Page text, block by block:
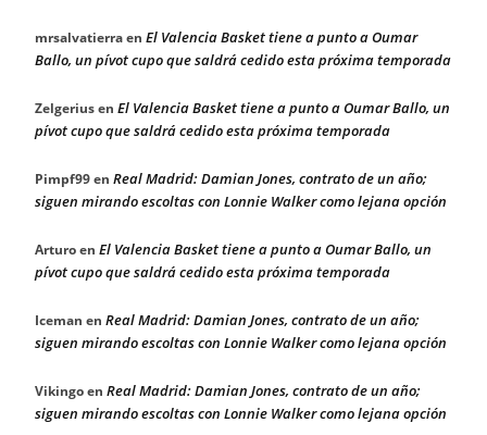
mrsalvatierraen El Valencia Basket tiene a punto a Oumar
Ballo, un pívot cupo que saldrá cedido esta próxima temporada
Zelgeriusen El Valencia Basket tiene a punto a Oumar Ballo, un
pívot cupo que saldrá cedido esta próxima temporada
Pimpf99en Real Madrid: Damian Jones, contrato de un año;
siguen mirando escoltas con Lonnie Walker como lejana opción
Arturoen El Valencia Basket tiene a punto a Oumar Ballo, un
pívot cupo que saldrá cedido esta próxima temporada
Iceman en Real Madrid: Damian Jones, contrato de un año;
siguen mirando escoltas con Lonnie Walker como lejana opción
Vikingoen Real Madrid: Damian Jones, contrato de un año;
siguen mirando escoltas con Lonnie Walker como lejana opción